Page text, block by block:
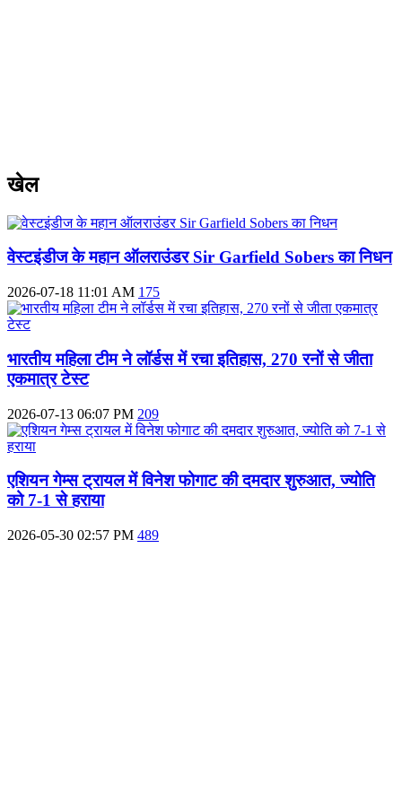
खेल
वेस्टइंडीज के महान ऑलराउंडर Sir Garfield Sobers का निधन
2026-07-18 11:01 AM 175
भारतीय महिला टीम ने लॉर्डस में रचा इतिहास, 270 रनों से जीता
एकमात्र टेस्ट
2026-07-13 06:07 PM 209
एशियन गेम्स ट्रायल में विनेश फोगाट की दमदार शुरुआत, ज्योति
को 7-1 से हराया
2026-05-30 02:57 PM 489